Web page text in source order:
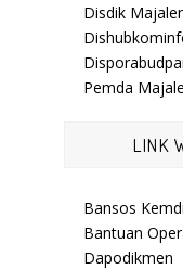
Disdik
Pemda
LINK
Bansos
Bantuan
Dapodikmen